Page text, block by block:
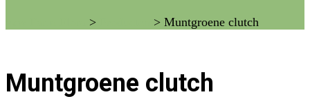
> > Muntgroene clutch
Muntgroene clutch